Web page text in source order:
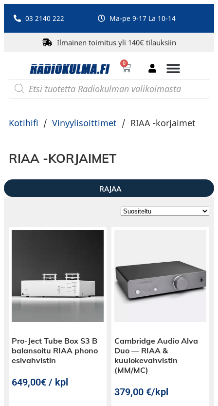
03 2140 222 Ma-pe 9-17 La 10-14
Ilmainen toimitus yli 140€ tilauksiin
0
Kotihifi / Vinyylisoittimet / RIAA -korjaimet
RIAA -KORJAIMET
RAJAA
Pro-Ject Tube Box S3 B
balansoitu RIAA phono
esivahvistin
649,00€ / kpl
Cambridge Audio Alva
Duo — RIAA &
kuulokevahvistin
(MM/MC)
379,00€/kpl